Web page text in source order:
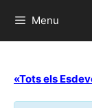
Menu
«Tots els